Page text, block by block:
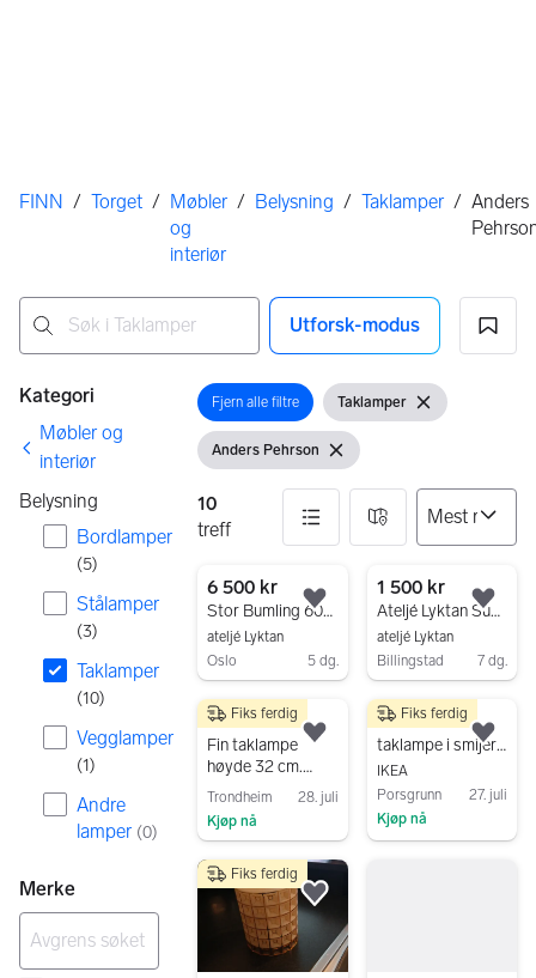
Her er du
FINN / Torget / Møbler
og
interiør
/ Belysning / Taklamper / Anders
Utforsk-modus
Filtre
Kategori
Møbler og
interiør
Belysning
Bordlamper
(5)
Stålamper
(3)
Taklamper
(10)
Vegglamper
(1)
Andre
lamper (0)
Merke
Åpne filter
Fjern alle filtre Vis filter
Taklamper Fjern filter
Vis filter
Anders Pehrson
Fjern filter
10
treff
10 resultater
6 500 kr
Stor Bumling 60cm
ateljé Lyktan
Oslo
5 dg.
Legg til som favoritt.
1 500 kr
Ateljé Lyktan Supertube
ateljé Lyktan
Billingstad
7 dg.
300 kr
Fin taklampe
høyde 32 cm.
Bruker lyspære.
Trondheim
28. juli
Kjøp nå
Fiks ferdig
Legg til som favoritt.
850 kr
taklampe i smijern med 3 pærer
IKEA
Porsgrunn
27. juli
Kjøp nå
Fiks ferdig
Gå til annonsen
Fiks ferdig